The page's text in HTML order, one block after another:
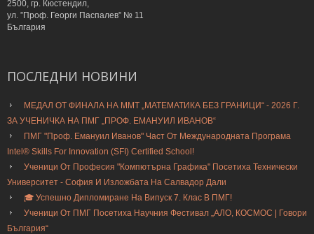
2500, гр. Кюстендил,
ул. ”Проф. Георги Паспалев” № 11
България
ПОСЛЕДНИ НОВИНИ
МЕДАЛ ОТ ФИНАЛА НА ММТ „МАТЕМАТИКА БЕЗ ГРАНИЦИ“ - 2026 Г.
ЗА УЧЕНИЧКА НА ПМГ „ПРОФ. ЕМАНУИЛ ИВАНОВ“
ПМГ "Проф. Емануил Иванов" Част От Международната Програма
Intel® Skills For Innovation (SFI) Certified School!
Ученици От Професия "Компютърна Графика" Посетиха Технически
Университет - София И Изложбата На Салвадор Дали
🎓 Успешно Дипломиране На Випуск 7. Клас В ПМГ!
Ученици От ПМГ Посетиха Научния Фестивал „АЛО, КОСМОС | Говори
България“